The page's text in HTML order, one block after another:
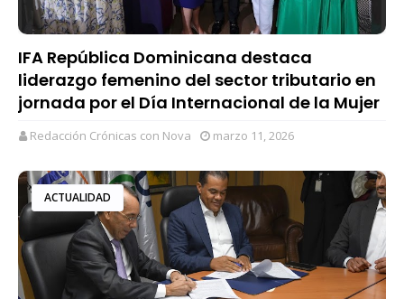
IFA República Dominicana destaca
liderazgo femenino del sector tributario en
jornada por el Día Internacional de la Mujer
Redacción Crónicas con Nova marzo 11, 2026
ACTUALIDAD